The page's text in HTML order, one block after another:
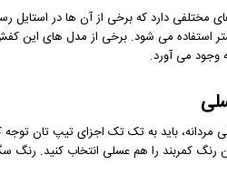
مختلفی دارد که برخی از آن ها در استایل
استفاده می شود. برخی از مدل های این
وجود می آورد.
مردانه، باید به تک تک اجزای تیپ تان
رنگ کمربند را هم عسلی انتخاب کنید.